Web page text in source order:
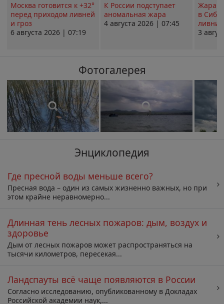
Москва готовится к +32°
перед приходом ливней
и гроз
6 августа 2026 | 07:19
К России подступает
аномальная жара
4 августа 2026 | 07:45
Жара в
в
ливни
3
Фотогалерея
Энциклопедия
Где пресной воды меньше всего?
Пресная вода – один из самых жизненно важных, но при
этом крайне неравномерно...
Длинная тень лесных пожаров: дым, воздух и
здоровье
Дым от лесных пожаров может распространяться на
тысячи километров, пересекая...
Ландспауты всё чаще появляются в России
Согласно исследованию, опубликованному в Докладах
Российской академии наук,...